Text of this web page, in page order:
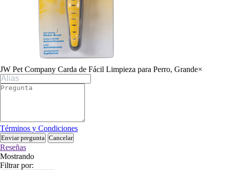
JW Pet Company Carda de Fácil Limpieza para Perro, Grande×
Términos y Condiciones
Enviar pregunta Cancelar
Reseñas
Mostrando
Filtrar por: